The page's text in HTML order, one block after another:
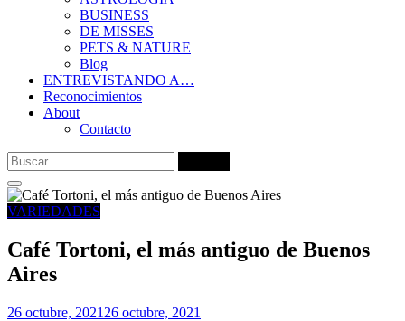
BUSINESS
DE MISSES
PETS & NATURE
Blog
ENTREVISTANDO A…
Reconocimientos
About
Contacto
Buscar:
VARIEDADES
Café Tortoni, el más antiguo de Buenos
Aires
26 octubre, 2021 26 octubre, 2021